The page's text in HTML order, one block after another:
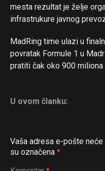
mesta rezultat je želje
infrastrukure javnog
MadRing time ulazi u
povratak Formule 1 u
pratiti čak oko 900
U ovom članku:
Vaša adresa e-pošte neće
su označena *